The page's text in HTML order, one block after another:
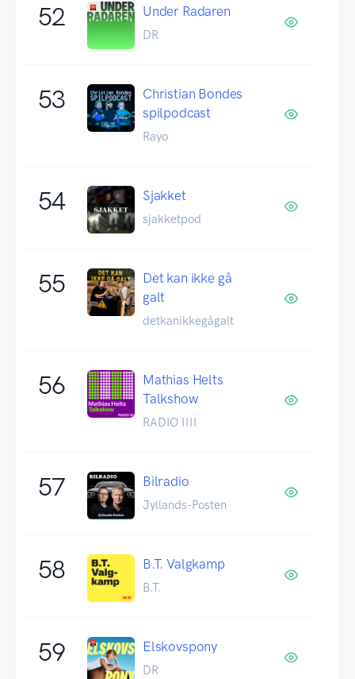
52 Under Radaren
DR
53
Christian Bondes
spilpodcast
Rayo
54 Sjakket
sjakketpod
55
Det kan ikke gå
galt
detkanikkegågalt
56
Mathias Helts
Talkshow
RADIO IIII
57 Bilradio
Jyllands-Posten
58 B.T. Valgkamp
B.T.
59 Elskovspony
DR